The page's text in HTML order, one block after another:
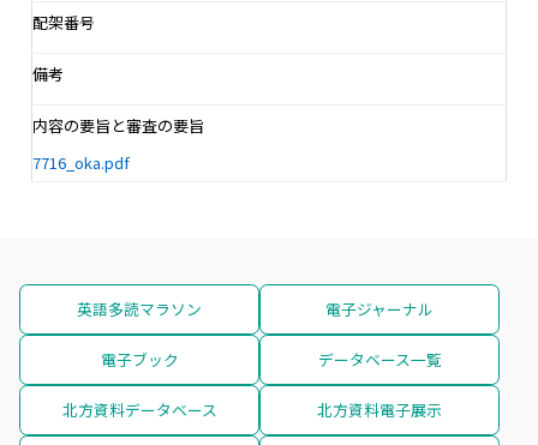
配架番号
備考
内容の要旨と審査の要旨
7716_oka.pdf
英語多読マラソン 電子ジャーナル
電子ブック データベース一覧
北方資料データベース 北方資料電子展示